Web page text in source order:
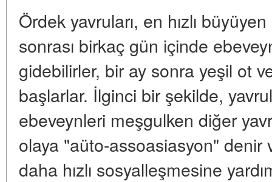
Ördek yavruları, en hızlı
sonrası birkaç gün içinde
gidebilirler, bir ay sonra yeşil ot
başlarlar. İlginci bir şekilde,
ebeveynleri meşgulken diğer
olaya "aüto-assoasiasyon" denir
daha hızlı sosyalleşmesine